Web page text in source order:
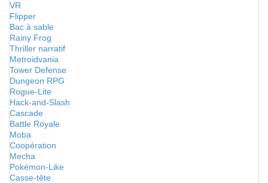
VR
Flipper
Bac à sable
Rainy Frog
Thriller narratif
Metroidvania
Tower Defense
Dungeon RPG
Rogue-Lite
Hack-and-Slash
Cascade
Battle Royale
Moba
Coopération
Mecha
Pokémon-Like
Casse-tête